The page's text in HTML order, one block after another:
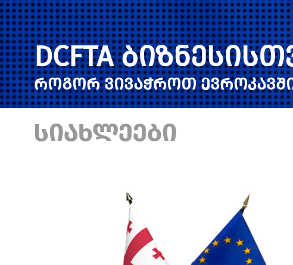
DCFTA
როგორ ვივაჭროთ
ᲡᲘᲐᲮᲚᲔᲔᲑᲘ